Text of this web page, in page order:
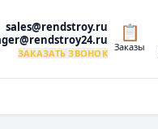
sales@rendstroy.ru
ЗАКАЗАТЬ ЗВОНОК
📋
Заказы